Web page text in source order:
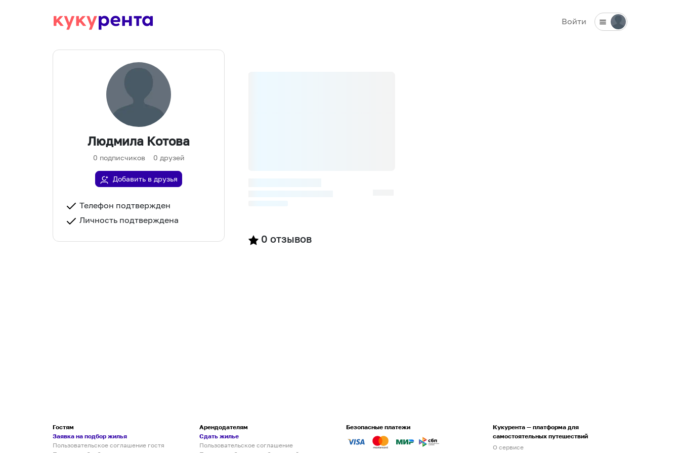
Войти
Людмила Котова
0 подписчиков 0 друзей
Добавить в друзья
Телефон подтвержден
Личность подтверждена
0 отзывов
Гостям
Заявка на подбор жилья
Пользовательское соглашение гостя
Арендодателям
Сдать жилье
Пользовательское соглашение
Безопасные платежи
Кукурента — платформа для
самостоятельных путешествий
О сервисе